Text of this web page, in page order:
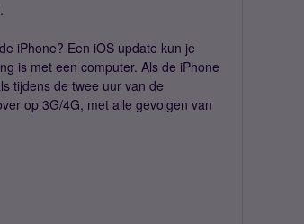
iPhone? Een iOS update kun je
is met een computer. Als de iPhone
tijdens de twee uur van de
op 3G/4G, met alle gevolgen van